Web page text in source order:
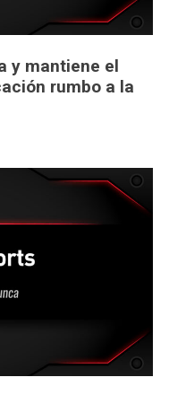
y mantiene el
rumbo a la